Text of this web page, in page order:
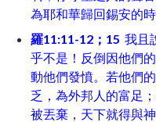
為耶和華歸回錫安的
羅11:11-12；15 我且
乎不是！反倒因他們
動他們發憤。若他們
乏，為外邦人的富足
被丟棄，天下就得與